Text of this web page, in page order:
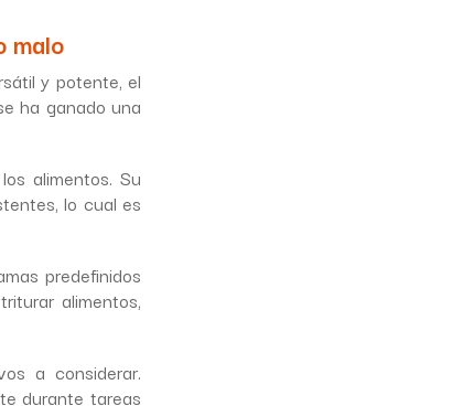
malo
y potente, el
ha ganado una
alimentos. Su
lo cual es
predefinidos
alimentos,
a considerar.
durante tareas